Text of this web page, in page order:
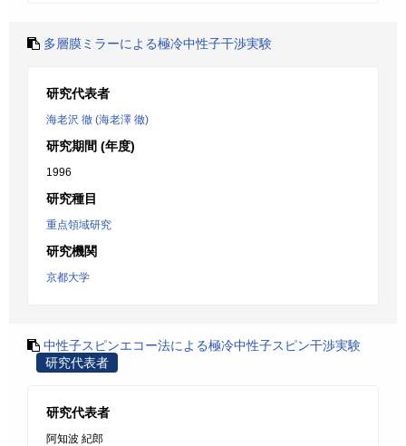
多層膜ミラーによる極冷中性子干渉実験
研究代表者
海老沢 徹 (海老澤 徹)
研究期間 (年度)
1996
研究種目
重点領域研究
研究機関
京都大学
中性子スピンエコー法による極冷中性子スピン干渉実験
研究代表者
研究代表者
阿知波 紀郎